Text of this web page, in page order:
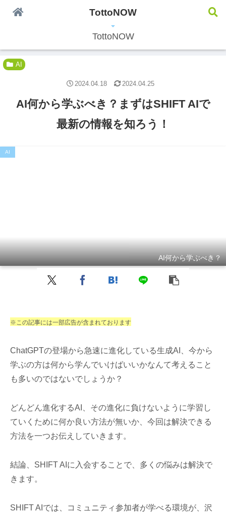
うわさの情報配信中
TottoNOW
AI
AI何から学ぶべき？まずはSHIFT AIで
最新の情報を知ろう！
AI
AI何から学ぶべき？
2024.04.18 2024.04.25
※この記事には一部広告が含まれております
ChatGPTの登場から急速に進化している生成AI、今から
学ぶの方は何から学んでいけばいいかなんて考えること
も多いのではないでしょうか？
どんどん進化するAI、その進化に負けないように学習し
ていくために何か良い方法が無いか、今回は解決できる
方法を一つお伝えしていきます。
結論、SHIFT AIに入会することで、多くの悩みは解決で
きます。
SHIFT AIでは、コミュニティ参加者が学べる環境が、沢
TottoNOW